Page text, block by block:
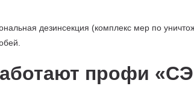
дезинсекция (комплекс мер по
профи